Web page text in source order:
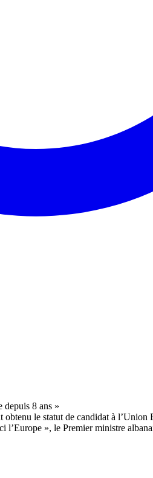
le statut de candidat à
l’Europe », le Premier ministre